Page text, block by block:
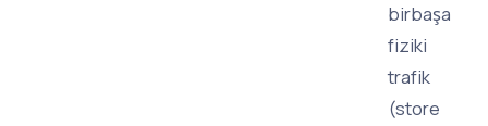
birbaşa
fiziki
trafik
(store